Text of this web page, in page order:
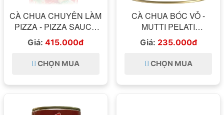
CÀ CHUA CHUYÊN LÀM
PIZZA - PIZZA SAUCE
CLASSICA MUTTI 4,1KG
Giá:415.000đ
CHỌN MUA
CÀ CHUA BÓC VỎ -
MUTTI PELATI
GASTRONOMIA 2.5KG
ITALIA
Giá: 235.000đ
CHỌN MUA